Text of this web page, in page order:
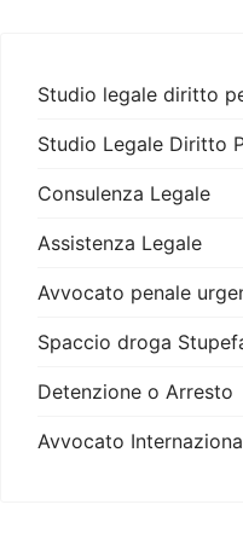
Studio legale diritto
Studio Legale Diritto
Consulenza Legale
Assistenza Legale
Avvocato penale
Spaccio droga
Detenzione o Arresto
Avvocato